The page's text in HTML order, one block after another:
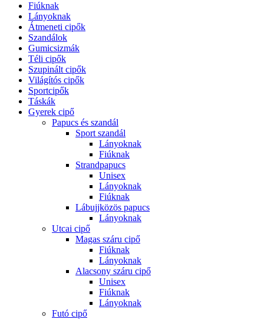
Fiúknak
Lányoknak
Átmeneti cipők
Szandálok
Gumicsizmák
Téli cipők
Szupinált cipők
Világítós cipők
Sportcipők
Táskák
Gyerek cipő
Papucs és szandál
Sport szandál
Lányoknak
Fiúknak
Strandpapucs
Unisex
Lányoknak
Fiúknak
Lábujjközös papucs
Lányoknak
Utcai cipő
Magas száru cipő
Fiúknak
Lányoknak
Alacsony száru cipő
Unisex
Fiúknak
Lányoknak
Futó cipő